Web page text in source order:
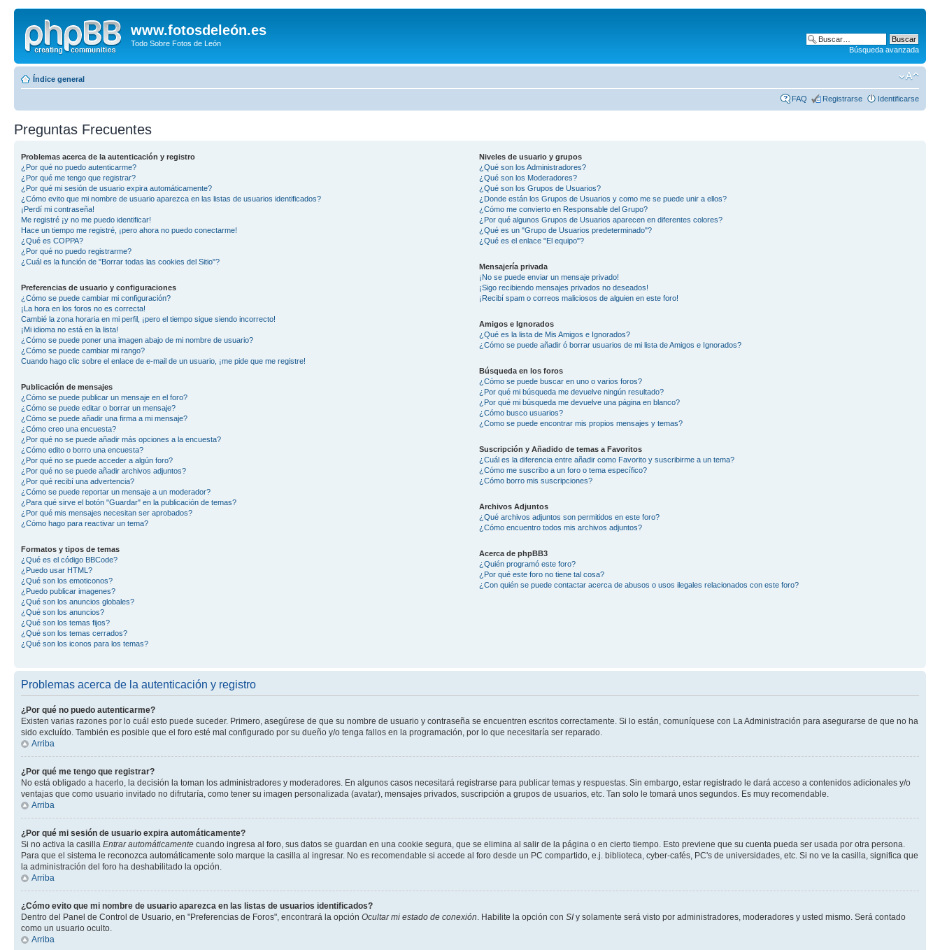
www.fotosdeleón.es
Todo Sobre Fotos de León
Búsqueda avanzada
Índice general
FAQ Registrarse Identificarse
Preguntas Frecuentes
Problemas acerca de la autenticación y registro
¿Por qué no puedo autenticarme?
¿Por qué me tengo que registrar?
¿Por qué mi sesión de usuario expira automáticamente?
¿Cómo evito que mi nombre de usuario aparezca en las listas de usuarios identificados?
¡Perdí mi contraseña!
Me registré ¡y no me puedo identificar!
Hace un tiempo me registré, ¡pero ahora no puedo conectarme!
¿Qué es COPPA?
¿Por qué no puedo registrarme?
¿Cuál es la función de "Borrar todas las cookies del Sitio"?
Preferencias de usuario y configuraciones
¿Cómo se puede cambiar mi configuración?
¡La hora en los foros no es correcta!
Cambié la zona horaria en mi perfil, ¡pero el tiempo sigue siendo incorrecto!
¡Mi idioma no está en la lista!
¿Cómo se puede poner una imagen abajo de mi nombre de usuario?
¿Cómo se puede cambiar mi rango?
Cuando hago clic sobre el enlace de e-mail de un usuario, ¡me pide que me registre!
Publicación de mensajes
¿Cómo se puede publicar un mensaje en el foro?
¿Cómo se puede editar o borrar un mensaje?
¿Cómo se puede añadir una firma a mi mensaje?
¿Cómo creo una encuesta?
¿Por qué no se puede añadir más opciones a la encuesta?
¿Cómo edito o borro una encuesta?
¿Por qué no se puede acceder a algún foro?
¿Por qué no se puede añadir archivos adjuntos?
¿Por qué recibí una advertencia?
¿Cómo se puede reportar un mensaje a un moderador?
¿Para qué sirve el botón "Guardar" en la publicación de temas?
¿Por qué mis mensajes necesitan ser aprobados?
¿Cómo hago para reactivar un tema?
Formatos y tipos de temas
¿Qué es el código BBCode?
¿Puedo usar HTML?
¿Qué son los emoticonos?
¿Puedo publicar imagenes?
¿Qué son los anuncios globales?
¿Qué son los anuncios?
¿Qué son los temas fijos?
¿Qué son los temas cerrados?
¿Qué son los iconos para los temas?
Niveles de usuario y grupos
¿Qué son los Administradores?
¿Qué son los Moderadores?
¿Qué son los Grupos de Usuarios?
¿Donde están los Grupos de Usuarios y como me se puede unir a ellos?
¿Cómo me convierto en Responsable del Grupo?
¿Por qué algunos Grupos de Usuarios aparecen en diferentes colores?
¿Qué es un "Grupo de Usuarios predeterminado"?
¿Qué es el enlace "El equipo"?
Mensajería privada
¡No se puede enviar un mensaje privado!
¡Sigo recibiendo mensajes privados no deseados!
¡Recibí spam o correos maliciosos de alguien en este foro!
Amigos e Ignorados
¿Qué es la lista de Mis Amigos e Ignorados?
¿Cómo se puede añadir ó borrar usuarios de mi lista de Amigos e Ignorados?
Búsqueda en los foros
¿Cómo se puede buscar en uno o varios foros?
¿Por qué mi búsqueda me devuelve ningún resultado?
¿Por qué mi búsqueda me devuelve una página en blanco?
¿Cómo busco usuarios?
¿Como se puede encontrar mis propios mensajes y temas?
Suscripción y Añadido de temas a Favoritos
¿Cuál es la diferencia entre añadir como Favorito y suscribirme a un tema?
¿Cómo me suscribo a un foro o tema específico?
¿Cómo borro mis suscripciones?
Archivos Adjuntos
¿Qué archivos adjuntos son permitidos en este foro?
¿Cómo encuentro todos mis archivos adjuntos?
Acerca de phpBB3
¿Quién programó este foro?
¿Por qué este foro no tiene tal cosa?
¿Con quién se puede contactar acerca de abusos o usos ilegales relacionados con este foro?
Problemas acerca de la autenticación y registro
¿Por qué no puedo autenticarme?
Existen varias razones por lo cuál esto puede suceder. Primero, asegúrese de que su nombre de usuario y contraseña se encuentren escritos correctamente. Si lo están, comuníquese con La Administración para asegurarse de que no ha
sido excluído. También es posible que el foro esté mal configurado por su dueño y/o tenga fallos en la programación, por lo que necesitaría ser reparado.
Arriba
¿Por qué me tengo que registrar?
No está obligado a hacerlo, la decisión la toman los administradores y moderadores. En algunos casos necesitará registrarse para publicar temas y respuestas. Sin embargo, estar registrado le dará acceso a contenidos adicionales y/o
ventajas que como usuario invitado no difrutaría, como tener su imagen personalizada (avatar), mensajes privados, suscripción a grupos de usuarios, etc. Tan solo le tomará unos segundos. Es muy recomendable.
Arriba
¿Por qué mi sesión de usuario expira automáticamente?
Si no activa la casilla Entrar automáticamente cuando ingresa al foro, sus datos se guardan en una cookie segura, que se elimina al salir de la página o en cierto tiempo. Esto previene que su cuenta pueda ser usada por otra persona.
Para que el sistema le reconozca automáticamente solo marque la casilla al ingresar. No es recomendable si accede al foro desde un PC compartido, e.j. biblioteca, cyber-cafés, PC's de universidades, etc. Si no ve la casilla, significa que
la administración del foro ha deshabilitado la opción.
Arriba
¿Cómo evito que mi nombre de usuario aparezca en las listas de usuarios identificados?
Dentro del Panel de Control de Usuario, en "Preferencias de Foros", encontrará la opción Ocultar mi estado de conexión . Habilite la opción con SI y solamente será visto por administradores, moderadores y usted mismo. Será contado
como un usuario oculto.
Arriba